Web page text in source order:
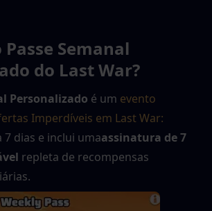
Passe Semanal
do Last War?
Personalizado é um evento
Imperdíveis em Last War:
7 dias e inclui umaassinatura de 7
repleta de recompensas